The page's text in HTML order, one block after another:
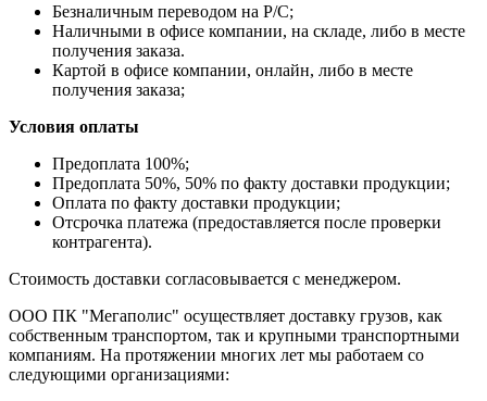
Безналичным переводом на Р/С;
Наличными в офисе компании, на складе, либо в месте
получения заказа.
Картой в офисе компании, онлайн, либо в месте
получения заказа;
Условия оплаты
Предоплата 100%;
Предоплата 50%, 50% по факту доставки продукции;
Оплата по факту доставки продукции;
Отсрочка платежа (предоставляется после проверки
контрагента).
Стоимость доставки согласовывается с менеджером.
ООО ПК "Мегаполис" осуществляет доставку грузов, как
собственным транспортом, так и крупными транспортными
компаниям. На протяжении многих лет мы работаем со
следующими организациями: